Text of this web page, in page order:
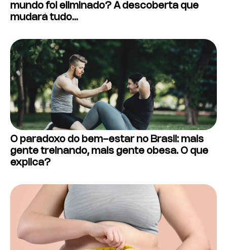
mundo foi eliminado? A descoberta que
mudará tudo…
O paradoxo do bem-estar no Brasil: mais
gente treinando, mais gente obesa. O que
explica?